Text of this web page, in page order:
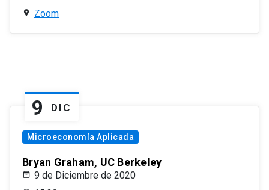
Zoom
9 DIC
Microeconomía Aplicada
Bryan Graham, UC Berkeley
9 de Diciembre de 2020